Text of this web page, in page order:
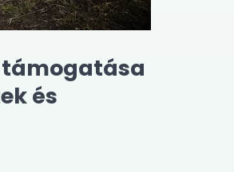
támogatása
és